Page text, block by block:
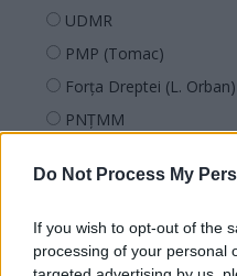
Do Not Process My
If you wish to opt-out of the
processing of your personal
UDMR
PMP (Tomac)
Forța Dreptei (L. Orban)
PNȚMM
SENS
SOS (Șoșoacă)
POT (Gavrilă)